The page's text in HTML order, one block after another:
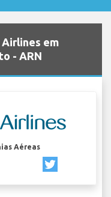
em
- ARN
Aéreas